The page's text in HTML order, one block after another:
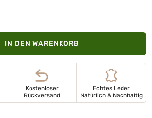
IN DEN WARENKORB
Kostenloser
Rückversand
Echtes Leder
Natürlich & Nachhaltig